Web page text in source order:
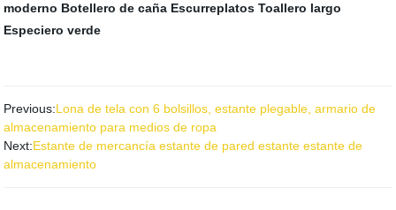
moderno Botellero de caña Escurreplatos Toallero largo
Especiero verde
Previous:Lona de tela con 6 bolsillos, estante plegable, armario de
almacenamiento para medios de ropa
Next:Estante de mercancía estante de pared estante estante de
almacenamiento